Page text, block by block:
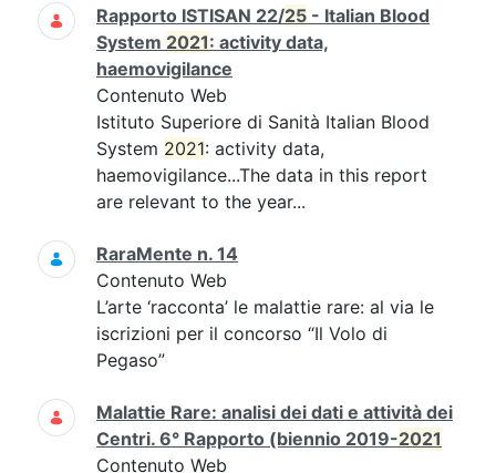
Rapporto ISTISAN 22/25 - Italian Blood
System 2021: activity data,
haemovigilance
Contenuto Web
Istituto Superiore di Sanità Italian Blood
System 2021: activity data,
haemovigilance...The data in this report
are relevant to the year...
RaraMente n. 14
Contenuto Web
L’arte ‘racconta’ le malattie rare: al via le
iscrizioni per il concorso “Il Volo di
Pegaso”
Malattie Rare: analisi dei dati e attività dei
Centri. 6° Rapporto (biennio 2019-2021
Contenuto Web